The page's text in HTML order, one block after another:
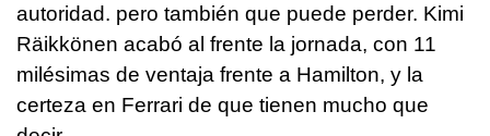
autoridad. pero también que puede perder. Kimi
Räikkönen acabó al frente la jornada, con 11
milésimas de ventaja frente a Hamilton, y la
certeza en Ferrari de que tienen mucho que